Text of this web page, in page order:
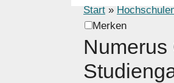
Start »
Merken
Numerus